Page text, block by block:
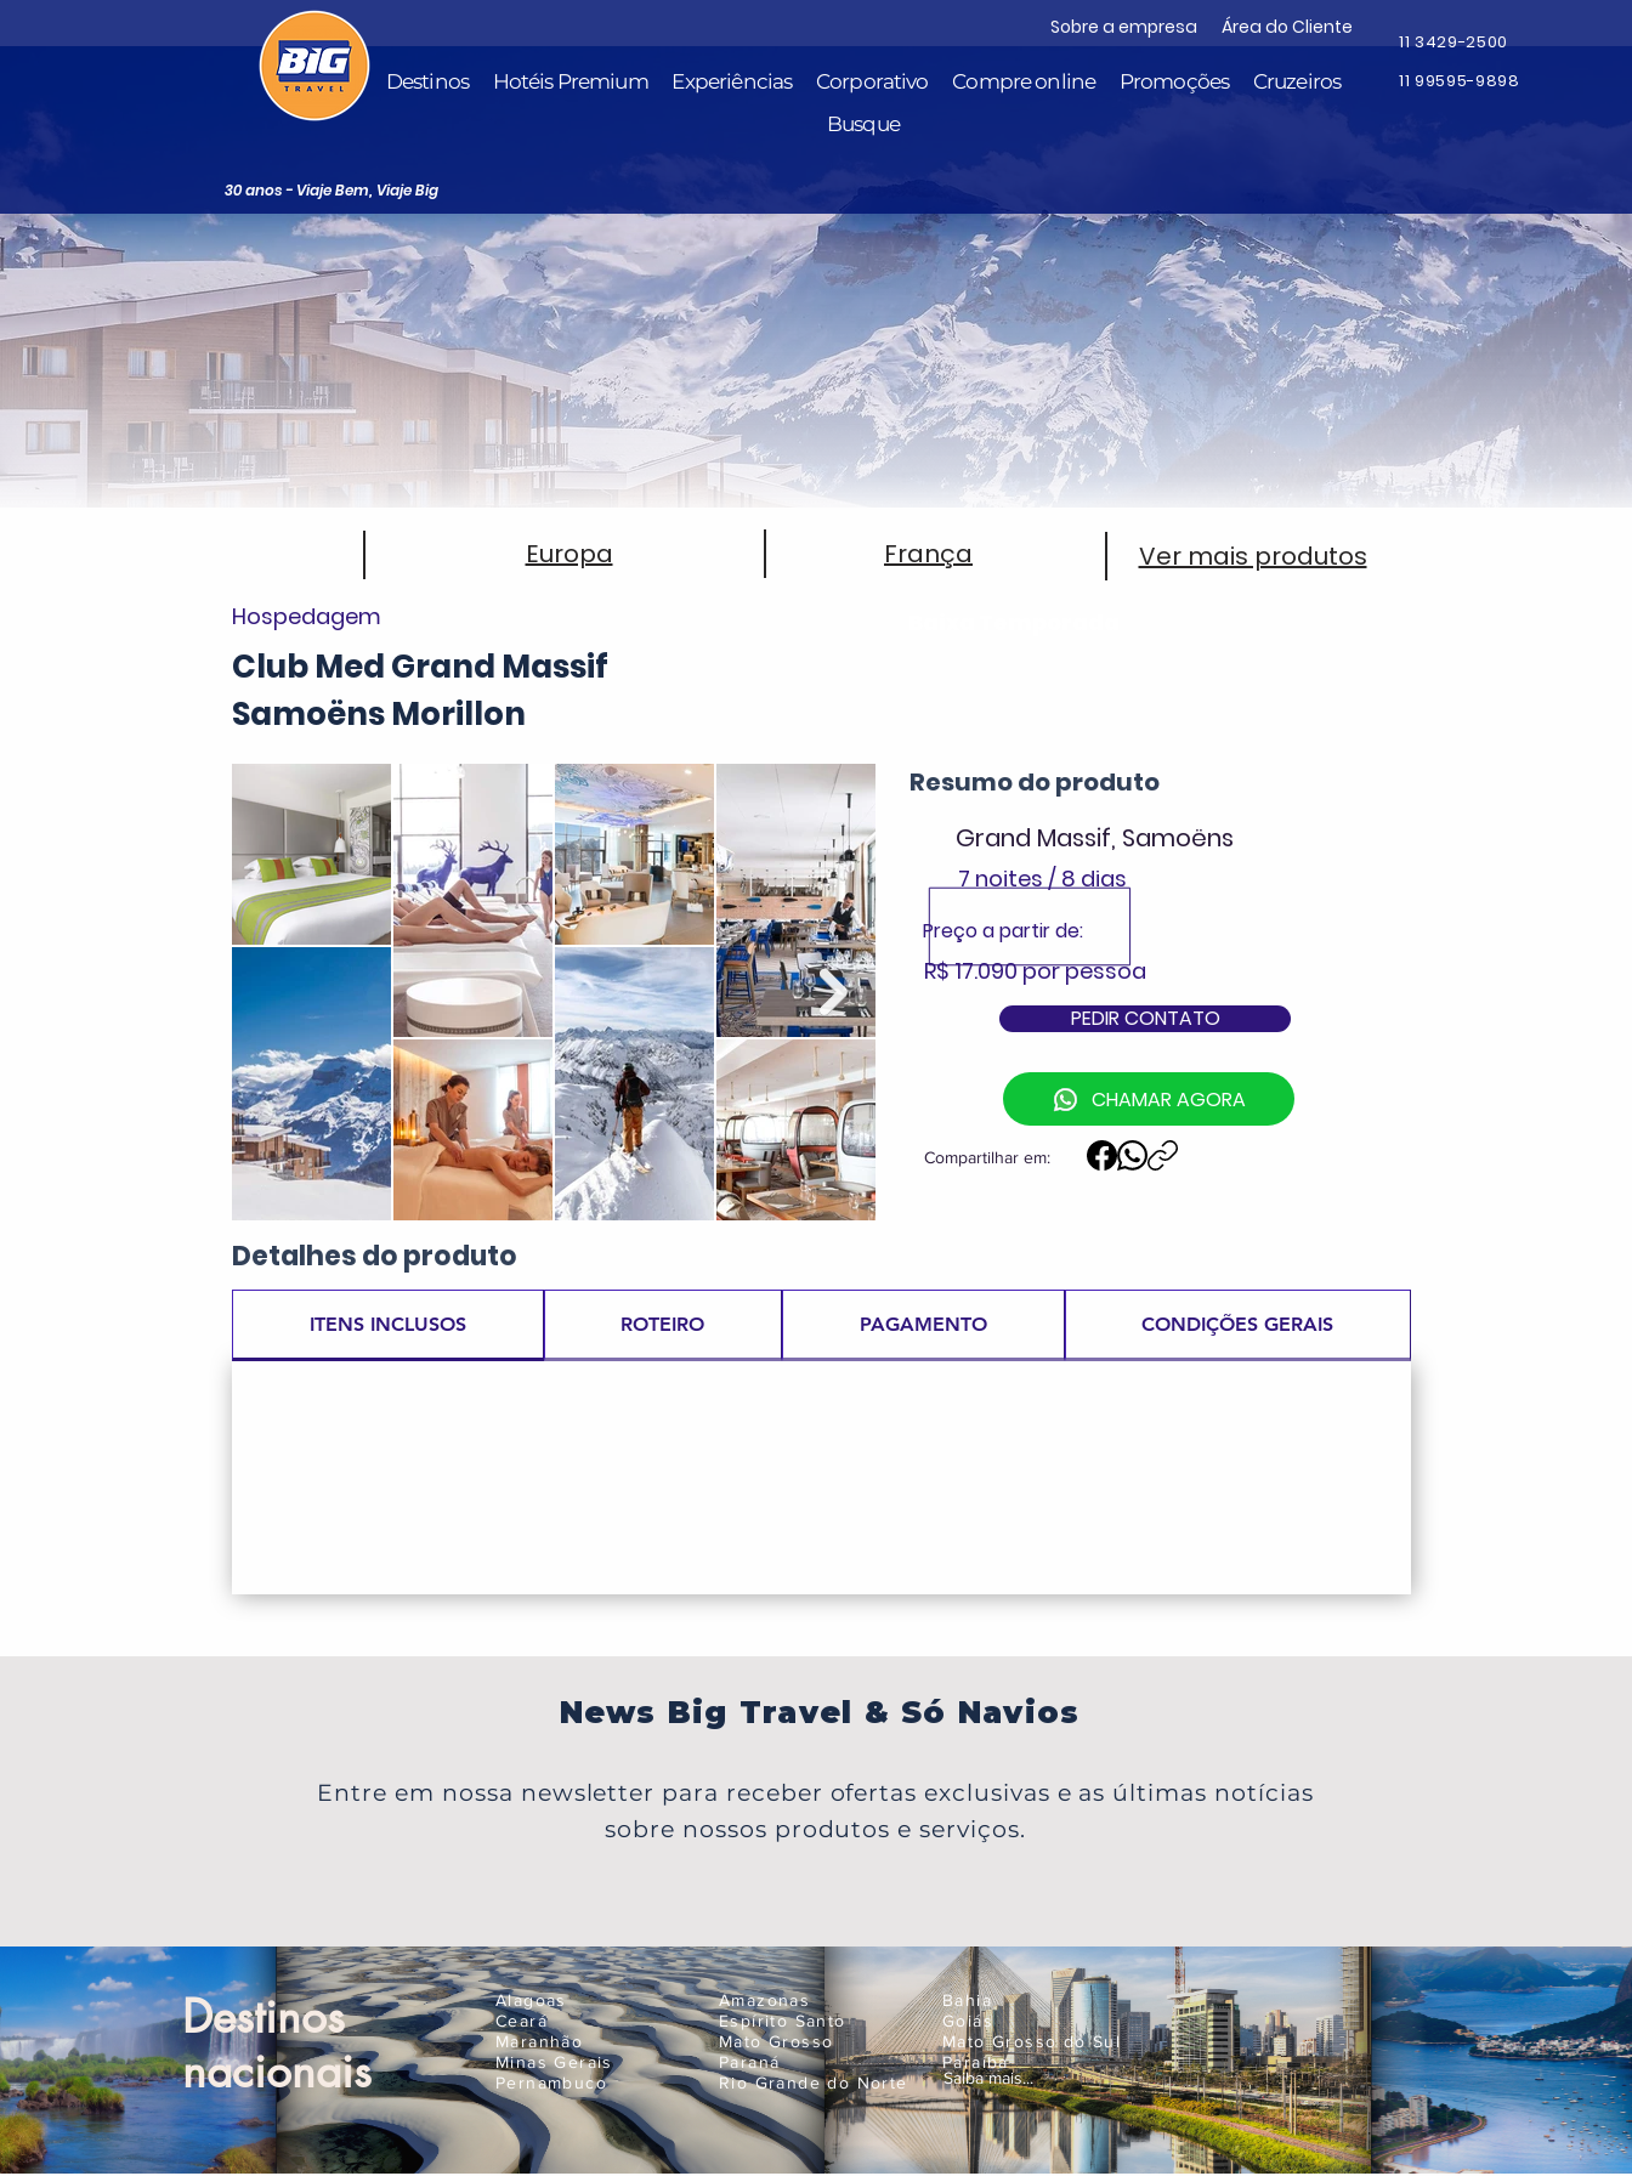
Sobre a empresa Área do Cliente
Destinos Hotéis Premium Experiências Corporativo Compre online Promoções
Cruzeiros
Busque
11 3429-2500
11 99595-9898
30 anos - Viaje Bem, Viaje Big
Europa França Ver mais produtos
Hospedagem
Club Med Grand Massif
Samoëns Morillon
Resumo do produto
Grand Massif, Samoëns
7 noites / 8 dias
Preço a partir de:
R$ 17.090 por pessoa
PEDIR CONTATO
CHAMAR AGORA
Compartilhar em:
Detalhesdo produto
ITENS INCLUSOS ROTEIRO PAGAMENTO CONDIÇÕES GERAIS
News Big Travel & Só Navios
Entre em nossa newsletter para receber ofertas exclusivas e as últimas notícias
sobre nossos produtos e serviços.
Destinos
nacionais
Saiba mais...
Alagoas
Ceará
Maranhão
Minas Gerais
Pernambuco
Amazonas
Espírito Santo
Mato Grosso
Paraná
Rio Grande do Norte
Bahia
Goiás
Mato Grosso do Sul
Paraíba